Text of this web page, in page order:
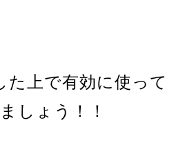
た上で有効に使って
しょう！！